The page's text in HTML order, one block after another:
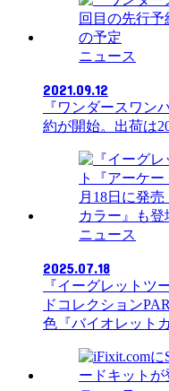
ニュース
2021.09.12
『ワンダースワン
約が開始。出荷は
ニュース
2025.07.18
『イーグレットツ
ドコレクション
色『バイオレット